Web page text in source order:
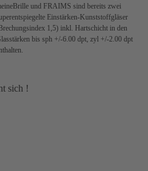
und FRAIMS sind bereits zwei
Einstärken-Kunststoffgläser
1,5) inkl. Hartschicht in den
bis sph +/-6.00 dpt, zyl +/-2.00 dpt
sich !